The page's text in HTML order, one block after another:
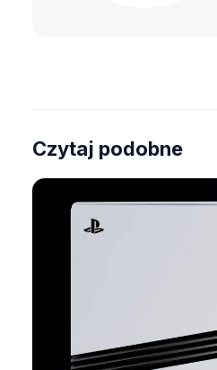
Czytaj podobne